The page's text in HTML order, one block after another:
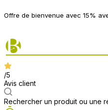
Offre de bienvenue avec 15%
/5
Avis client
Rechercher un produit ou une